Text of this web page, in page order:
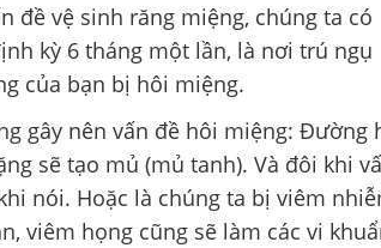
đề vệ sinh răng miệng, chúng ta có
kỳ 6 tháng một lần, là nơi trú ngụ
của bạn bị hôi miệng.
gây nên vấn đề hôi miệng: Đường
sẽ tạo mủ (mủ tanh). Và đôi khi
nói. Hoặc là chúng ta bị viêm
viêm họng cũng sẽ làm các vi